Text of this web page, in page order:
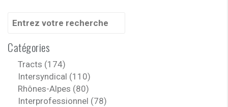
Recherche
:Catégories
Tracts (174)
Intersyndical (110)
Rhônes-Alpes (80)
Interprofessionnel (78)